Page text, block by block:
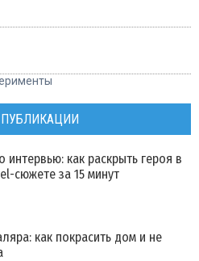
интервью: как раскрыть героя в
сюжете за 15 минут
как покрасить дом и не